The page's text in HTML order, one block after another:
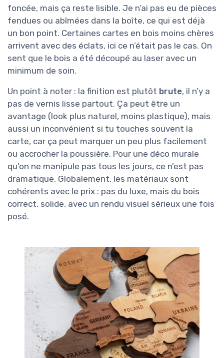
foncée, mais ça reste lisible. Je n’ai pas eu de pièces
fendues ou abîmées dans la boîte, ce qui est déjà
un bon point. Certaines cartes en bois moins chères
arrivent avec des éclats, ici ce n’était pas le cas. On
sent que le bois a été découpé au laser avec un
minimum de soin.
Un point à noter : la finition est plutôt brute, il n’y a
pas de vernis lisse partout. Ça peut être un
avantage (look plus naturel, moins plastique), mais
aussi un inconvénient si tu touches souvent la
carte, car ça peut marquer un peu plus facilement
ou accrocher la poussière. Pour une déco murale
qu’on ne manipule pas tous les jours, ce n’est pas
dramatique. Globalement, les matériaux sont
cohérents avec le prix : pas du luxe, mais du bois
correct, solide, avec un rendu visuel sérieux une fois
posé.